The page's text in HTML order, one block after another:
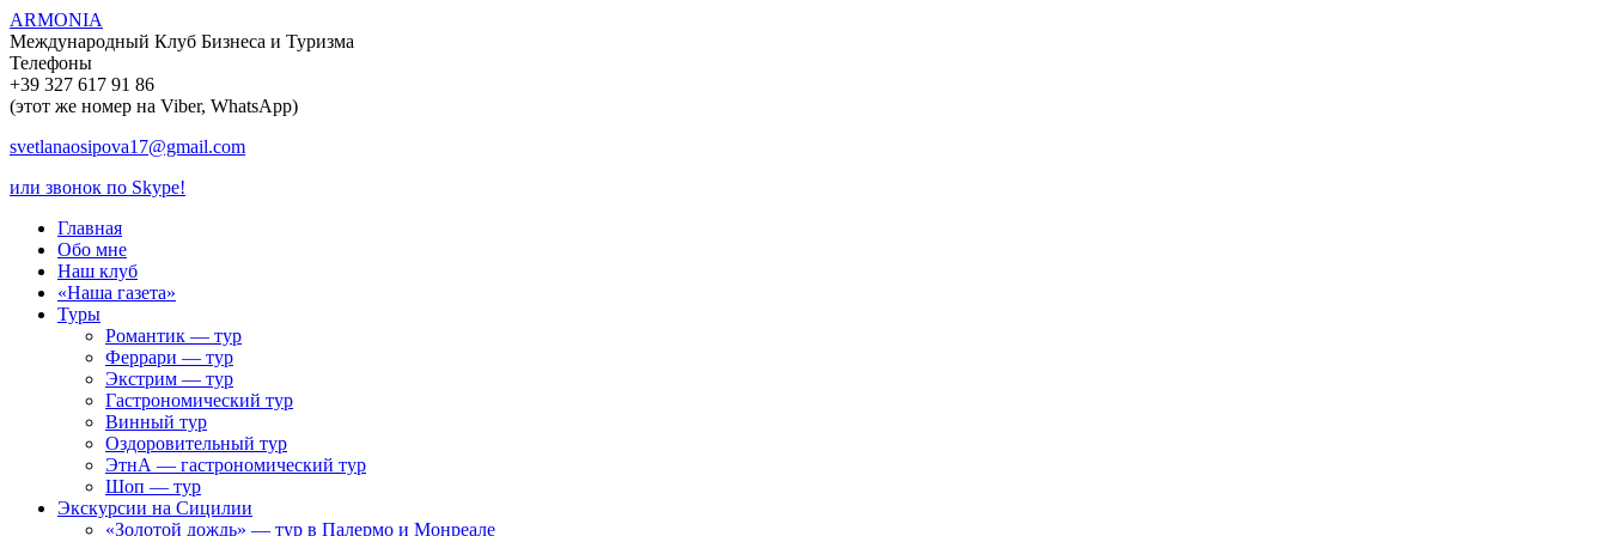
ARMONIA
Международный Клуб Бизнеса и Туризма
Телефоны
+39 327 617 91 86
(этот же номер на Viber, WhatsApp)
svetlanaosipova17@gmail.com
или звонок по Skype!
Главная
Обо мне
Наш клуб
«Наша газета»
Туры
Романтик — тур
Феррари — тур
Экстрим — тур
Гастрономический тур
Винный тур
Оздоровительный тур
ЭтнА — гастрономический тур
Шоп — тур
Экскурсии на Сицилии
«Золотой дождь» — тур в Палермо и Монреале